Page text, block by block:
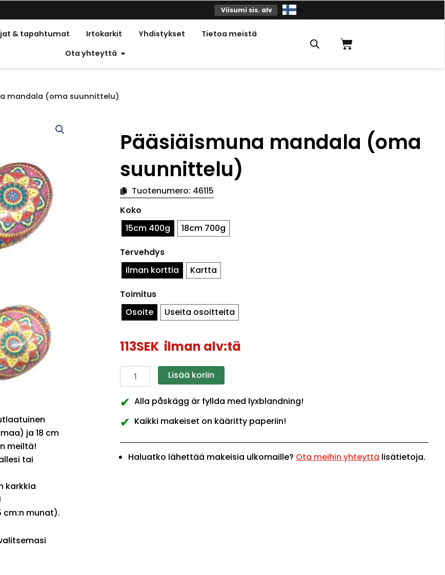
Viisumi sis. alv
& tapahtumat Irtokarkit Yhdistykset
Tietoa meistä
Ota yhteyttä Avoin kontakti Ostoskori
mandala (oma suunnittelu)
ja 18 cm
meiltä!
tai
karkkia
cm:n munat).
Pääsiäismuna mandala (oma
suunnittelu)
Tuotenumero: 46115
Koko
15cm 400g
18cm 700g
Tervehdys
Ilman korttia
Kartta
Toimitus
Osoite
Useita osoitteita
113SEK ilman alv:tä
mandala
(oma
suunnittelu)
Lisää koriin
✔ Alla påskägg är fyllda med lyxblandning!
✔ Kaikki makeiset on kääritty paperiin!
Haluatko lähettää makeisia ulkomaille? Ota meihin yhteyttä lisätietoja.